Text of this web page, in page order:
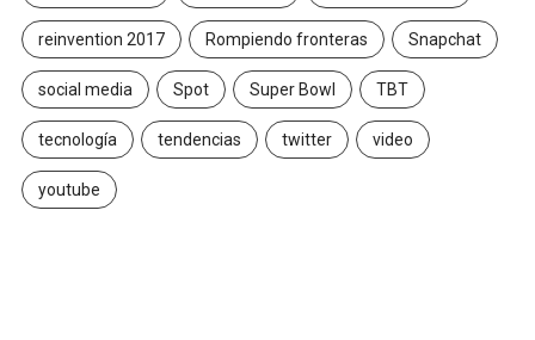
reinvention 2017 Rompiendo fronteras Snapchat
social media Spot Super Bowl TBT
tecnología tendencias twitter video
youtube